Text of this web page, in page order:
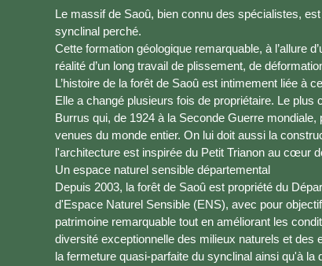
Le massif de Saoû, bien connu des spécialistes,
synclinal perché.
Cette formation géologique remarquable, à l’allure
réalité d’un long travail de plissement, de
L’histoire de la forêt de Saoû est intimement liée à
Elle a changé plusieurs fois de propriétaire. Le
Burrus qui, de 1924 à la Seconde Guerre
venues du monde entier. On lui doit aussi la
l'architecture est inspirée du Petit Trianon au cœur
Un espace naturel sensible départemental
Depuis 2003, la forêt de Saoû est propriété du
d'Espace Naturel Sensible (ENS), avec pour
patrimoine remarquable tout en améliorant les
diversité exceptionnelle des milieux naturels et des
la fermeture quasi-parfaite du synclinal ainsi qu'à